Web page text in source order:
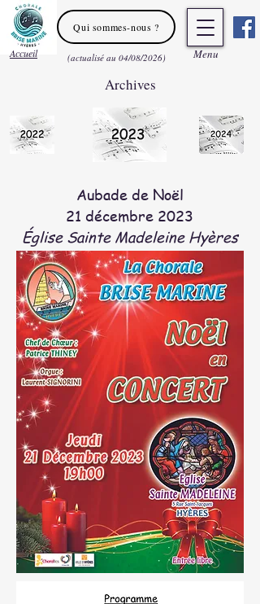
Qui sommes-nous ?
(actualisé au 04/08/2026)
Accueil Menu
Archives
Aubade de Noël
21 décembre 2023
Église Sainte Madeleine Hyères